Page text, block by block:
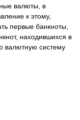
валюты, в
к этому,
первые банкноты,
находившихся в
валютную систему